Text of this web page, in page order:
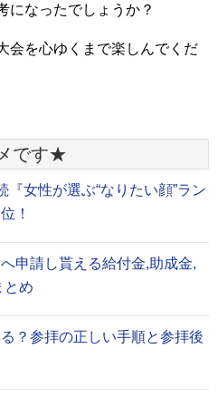
になったでしょうか？
会を心ゆくまで楽しんでくだ
です★
『女性が選ぶ“なりたい顔”ラン
！
申請し貰える給付金,助成金,
とめ
？参拝の正しい手順と参拝後